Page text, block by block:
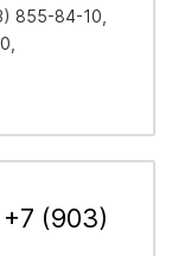
855-84-10,
(903)